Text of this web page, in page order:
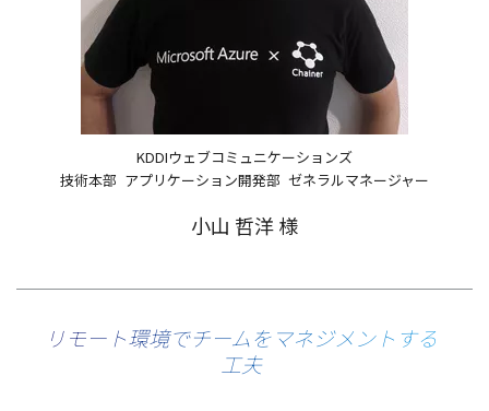
KDDIウェブコミュニケーションズ
技術本部 アプリケーション開発部 ゼネラルマネージャー
小山 哲洋 様
リモート環境でチームをマネジメントする
工夫